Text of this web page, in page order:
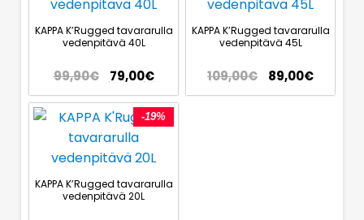
KAPPA K’Rugged tavararulla
vedenpitävä 40L
99,90€ 79,00€
KAPPA K’Rugged tavararulla
vedenpitävä 45L
109,00€ 89,00€
-19%
KAPPA K’Rugged tavararulla
vedenpitävä 20L